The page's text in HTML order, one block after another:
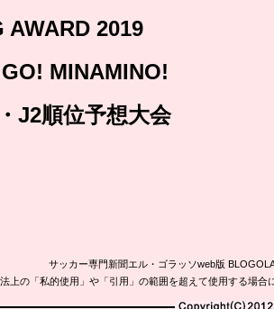
AWARD 2019
GO! MINAMINO!
J2順位予想大会
サッカー専門新聞エル・ゴラッソweb版
上の「私的使用」や「引用」の範囲を超えて使用する場